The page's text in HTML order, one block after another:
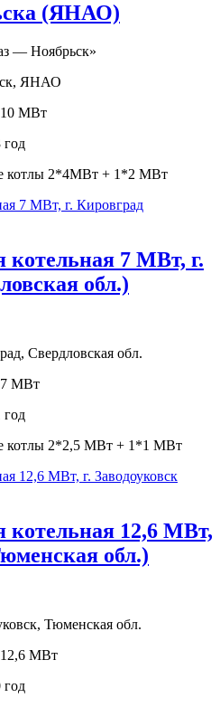
(ЯНАО)
— Ноябрьск»
ЯНАО
10 МВт
год
котлы 2*4МВт + 1*2 МВт
котельная 7 МВт, г.
обл.)
Свердловская обл.
7 МВт
год
котлы 2*2,5 МВт + 1*1 МВт
котельная 12,6 МВт,
обл.)
Тюменская обл.
12,6 МВт
год